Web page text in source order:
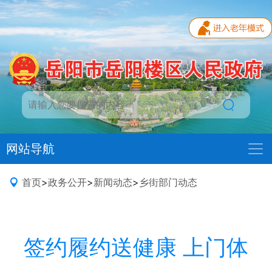
网站导航
首页>政务公开>新闻动态> 乡街部门动态
签约履约送健康 上门体